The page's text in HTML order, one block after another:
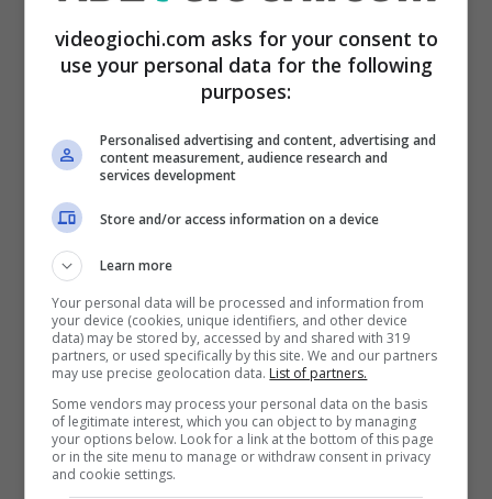
Ma perché parlare di spoiler? Perché quello
che si legge come etichetta soprattutto delle
card che dice molto di chi incontreremo in
questo secondo capitolo. Per esempio c’è
l’immagine diun’Arcane Egg,
questo elemento del primo gioco torna anche
dentro Hollow Knight: Silksong.
Tutta una strana teoria si è poi concentrata sul
badge denominatoEverbloomche per molti
ricorda da vicino ilDelicate Flowervisto
dentro il primo gioco. Per alcuni il fatto che
questo badge ora si chiami Everbloom è
videogiochi.com asks for your consent to
use your personal data for the following
purposes:
Personalised advertising and content, advertising and
content measurement, audience research and
services development
Store and/or access information on a device
Learn more
Your personal data will be processed and information from
your device (cookies, unique identifiers, and other device
data) may be stored by, accessed by and shared with 319
partners, or used specifically by this site. We and our partners
may use precise geolocation data. List of partners.
Some vendors may process your personal data on the basis
of legitimate interest, which you can object to by managing
your options below. Look for a link at the bottom of this page
or in the site menu to manage or withdraw consent in privacy
and cookie settings.